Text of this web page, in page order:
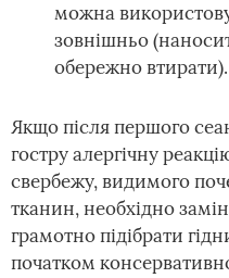
можна
зовнішньо
обережно втирати).
Якщо після першого
гостру алергічну
свербежу, видимого
тканин, необхідно
грамотно підібрати
початком